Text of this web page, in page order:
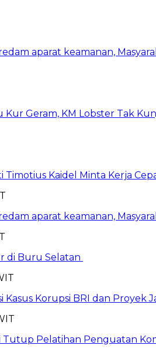
aparat keamanan,
Geram, KM Lobster Tak
Kaidel Minta Kerja
aparat keamanan,
di Buru Selatan
Korupsi BRI dan Proyek
Pelatihan Penguatan